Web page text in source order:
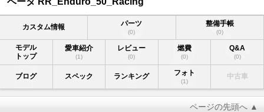
カスタム情報 パーツ
(0)
整備手帳
(0)
モデル
トップ
愛車紹介
(1)
レビュー
(0)
燃費
(0)
Q&A
(0)
ブログ スペック ランキング フォト
(1)
中古車
ページの先頭へ ▲